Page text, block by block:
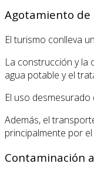
Agotamiento de
El turismo conlleva un
La construcción y la
agua potable y el
El uso
Además, el
principalmente por
Contaminación